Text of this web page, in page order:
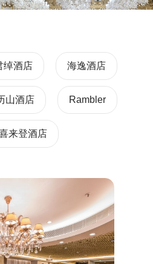
绰酒店 海逸酒店
山酒店 Rambler
来登酒店